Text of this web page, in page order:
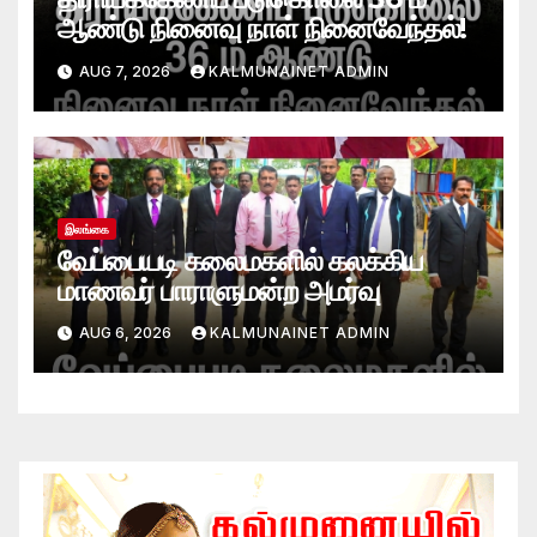
ஆண்டு நினைவு நாள் நினைவேந்தல்!
AUG 7, 2026 KALMUNAINET ADMIN
இலங்கை
வேப்பையடி கலைமகளில் கலக்கிய
மாணவர் பாராளுமன்ற அமர்வு
AUG 6, 2026 KALMUNAINET ADMIN